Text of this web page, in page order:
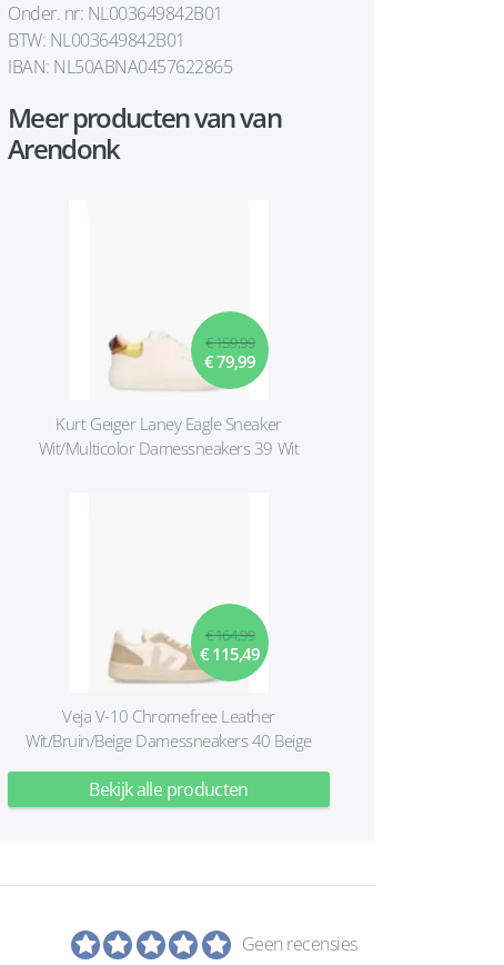
Onder. nr: NL003649842B01
BTW: NL003649842B01
IBAN: NL50ABNA0457622865
Meer producten van van
Arendonk
€ 159,99
€ 79,99
Kurt Geiger Laney Eagle Sneaker
Wit/Multicolor Damessneakers 39 Wit
€ 164,99
€ 115,49
Veja V-10 Chromefree Leather
Wit/Bruin/Beige Damessneakers 40 Beige
Bekijk alle producten
Geen recensies